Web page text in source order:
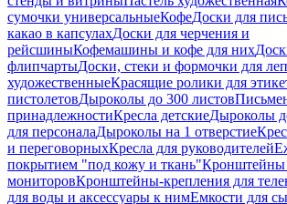
сумочки универсальныеКофеДоски для
какао в капсулахДоски для черчения и
рейсшиныКофемашины и кофе для них
флипчартыДоски, стеки и формочки для
художественныеКрасящие ролики для
пистолетовДыроколы до 300 листов
принадлежностиКресла детскиеДыроколы
для персоналаДыроколы на 1 отверстие
и переговорныхКресла для руководителей
покрытием "под кожу и ткань"Кронштейны
мониторовКронштейны-крепления для
для воды и аксессуары к нимЕмкости для